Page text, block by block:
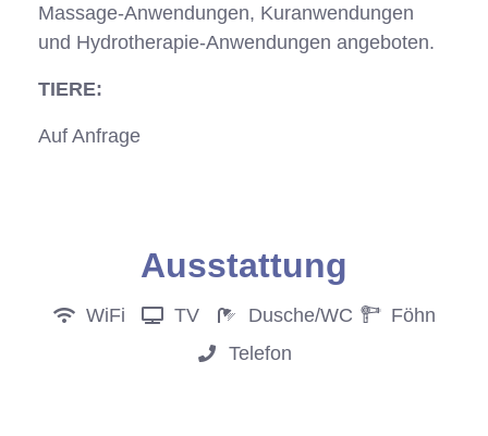
Massage-Anwendungen, Kuranwendungen
und Hydrotherapie-Anwendungen angeboten.
TIERE:
Auf Anfrage
Ausstattung
WiFi TV Dusche/WC
Föhn
Telefon